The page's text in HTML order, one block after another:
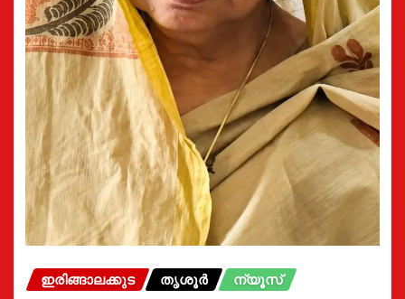
ഇരിങ്ങാലക്കുട തൃശൂർ ന്യൂസ്